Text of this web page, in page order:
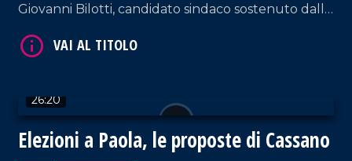
Giovanni Bilotti, candidato sindaco sostenuto dalla
e diverse liste civiche, espressione di una proposta
26:20
Elezioni a Paola, le proposte di Cassano
VAI AL TITOLO